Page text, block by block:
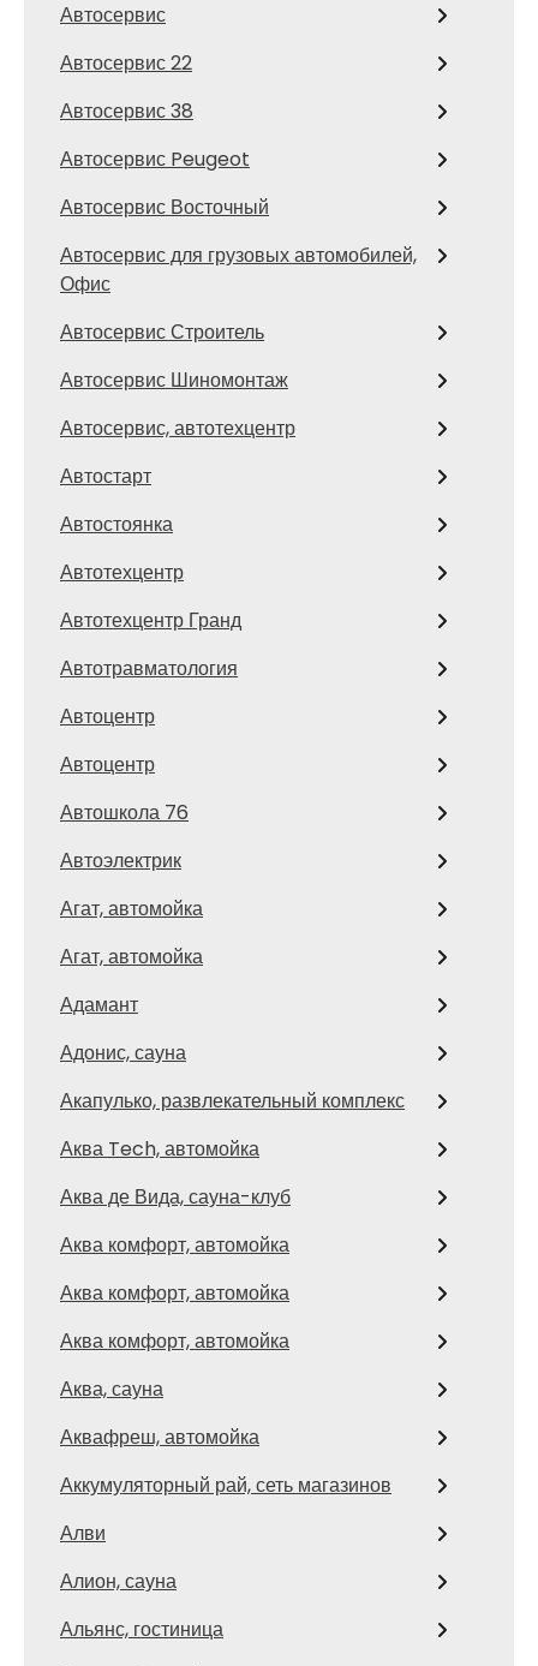
Автосервис
Автосервис 22
Автосервис 38
Автосервис Peugeot
Автосервис Восточный
Автосервис для грузовых автомобилей,
Офис
Автосервис Строитель
Автосервис Шиномонтаж
Автосервис, автотехцентр
Автостарт
Автостоянка
Автотехцентр
Автотехцентр Гранд
Автотравматология
Автоцентр
Автоцентр
Автошкола 76
Автоэлектрик
Агат, автомойка
Агат, автомойка
Адамант
Адонис, сауна
Акапулько, развлекательный комплекс
Аква Tech, автомойка
Аква де Вида, сауна-клуб
Аква комфорт, автомойка
Аква комфорт, автомойка
Аква комфорт, автомойка
Аква, сауна
Аквафреш, автомойка
Аккумуляторный рай, сеть магазинов
Алви
Алион, сауна
Альянс, гостиница